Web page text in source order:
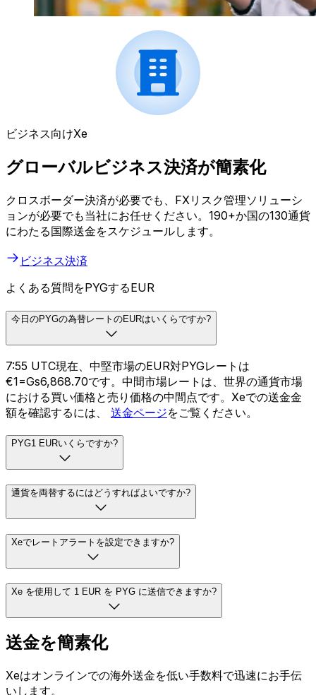
ビジネス向けXe
グローバルビジネス決済が簡素化
クロスボーダー決済が必要でも、FXリスク管理ソリューシ
ョンが必要でも当社にお任せください。190+か国の130通貨
にわたる国際送金をスケジュールします。
ビジネス決済
よくある質問をPYGするEUR
今日のPYGの為替レートのEURはいくらですか?
7:55 UTC現在、中堅市場のEUR対PYGレートは
€1=Gs6,868.70です。中間市場レートは、世界の通貨市場
における買い価格と売り価格の中間点です。Xeでの送金金
額を確認するには、 送金ページをご覧ください。
PYG1 EURいくらですか?
通貨を両替するにはどうすればよいですか?
Xeでレートアラートを設定できますか?
Xe を使用して 1 EUR を PYG に送信できますか?
送金を簡素化
Xeはオンラインでの海外送金を低い手数料で迅速にお手伝
いします。